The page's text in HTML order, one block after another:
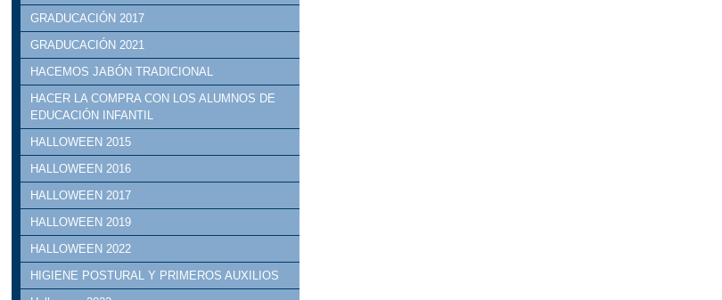
GRADUCACIÓN 2017
GRADUCACIÓN 2021
HACEMOS JABÓN TRADICIONAL
HACER LA COMPRA CON LOS ALUMNOS DE
EDUCACIÓN INFANTIL
HALLOWEEN 2015
HALLOWEEN 2016
HALLOWEEN 2017
HALLOWEEN 2019
HALLOWEEN 2022
HIGIENE POSTURAL Y PRIMEROS AUXILIOS